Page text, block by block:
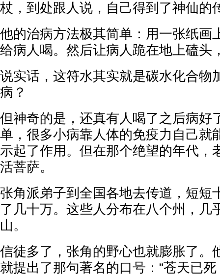
杖，到处跟人说，自己得到了神仙的
他的治病方法极其简单：用一张纸画
给病人喝。然后让病人跪在地上磕头
说实话，这符水其实就是碳水化合物
病？
但神奇的是，还真有人喝了之后病好
单，很多小病靠人体的免疫力自己就
示起了作用。但在那个绝望的年代，
活菩萨。
张角派弟子到全国各地去传道，短短
了几十万。这些人分布在八个州，几
山。
信徒多了，张角的野心也就膨胀了。
就提出了那句著名的口号：“苍天已